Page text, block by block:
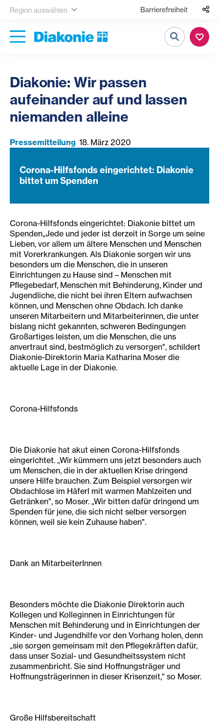
Region auswählen Barrierefreiheit
Suche
Diakonie: Wir passen
aufeinander auf und lassen
niemanden alleine
Pressemitteilung 18. März 2020
Corona-Hilfsfonds eingerichtet: Diakonie
bittet um Spenden
Corona-Hilfsfonds eingerichtet: Diakonie bittet um
Spenden„Jede und jeder ist derzeit in Sorge um seine
Lieben, vor allem um ältere Menschen und Menschen
mit Vorerkrankungen. Als Diakonie sorgen wir uns
besonders um die Menschen, die in unseren
Einrichtungen zu Hause sind – Menschen mit
Pflegebedarf, Menschen mit Behinderung, Kinder und
Jugendliche, die nicht bei ihren Eltern aufwachsen
können, und Menschen ohne Obdach. Ich danke
unseren Mitarbeitern und Mitarbeiterinnen, die unter
bislang nicht gekannten, schweren Bedingungen
Großartiges leisten, um die Menschen, die uns
anvertraut sind, bestmöglich zu versorgen", schildert
Diakonie-Direktorin Maria Katharina Moser die
aktuelle Lage in der Diakonie.
Corona-Hilfsfonds
Die Diakonie hat akut einen Corona-Hilfsfonds
eingerichtet. „Wir kümmern uns jetzt besonders auch
um Menschen, die in der aktuellen Krise dringend
unsere Hilfe brauchen. Zum Beispiel versorgen wir
Obdachlose im Häferl mit warmen Mahlzeiten und
Getränken", so Moser. „Wir bitten dafür dringend um
Spenden für jene, die sich nicht selber versorgen
können, weil sie kein Zuhause haben".
Dank an MitarbeiterInnen
Besonders möchte die Diakonie Direktorin auch
Kollegen und Kolleginnen in Einrichtungen für
Menschen mit Behinderung und in Einrichtungen der
Kinder- und Jugendhilfe vor den Vorhang holen, denn
„sie sorgen gemeinsam mit den Pflegekräften dafür,
dass unser Sozial- und Gesundheitssystem nicht
zusammenbricht. Sie sind Hoffnungsträger und
Hoffnungsträgerinnen in dieser Krisenzeit," so Moser.
Große Hilfsbereitschaft